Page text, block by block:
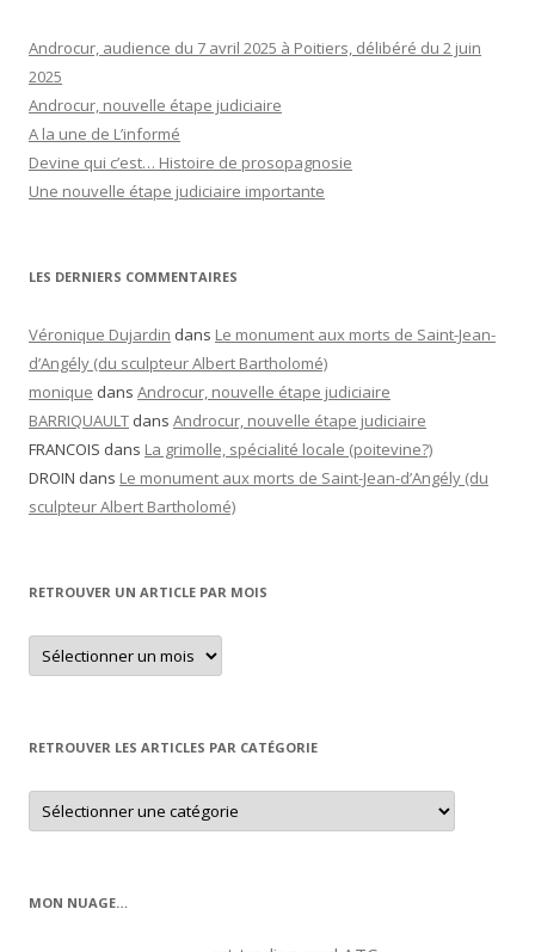
Androcur, audience du 7 avril 2025 à Poitiers, délibéré du 2 juin
2025
Androcur, nouvelle étape judiciaire
A la une de L’informé
Devine qui c’est… Histoire de prosopagnosie
Une nouvelle étape judiciaire importante
LES DERNIERS COMMENTAIRES
Véronique Dujardin dans Le monument aux morts de Saint-Jean-
d’Angély (du sculpteur Albert Bartholomé)
monique dans Androcur, nouvelle étape judiciaire
BARRIQUAULT dans Androcur, nouvelle étape judiciaire
FRANCOIS dans La grimolle, spécialité locale (poitevine?)
DROIN dans Le monument aux morts de Saint-Jean-d’Angély (du
sculpteur Albert Bartholomé)
RETROUVER UN ARTICLE PAR MOIS
Retrouver
un
article
RETROUVER LES ARTICLES PAR CATÉGORIE
Retrouver
les
articles
MON NUAGE…